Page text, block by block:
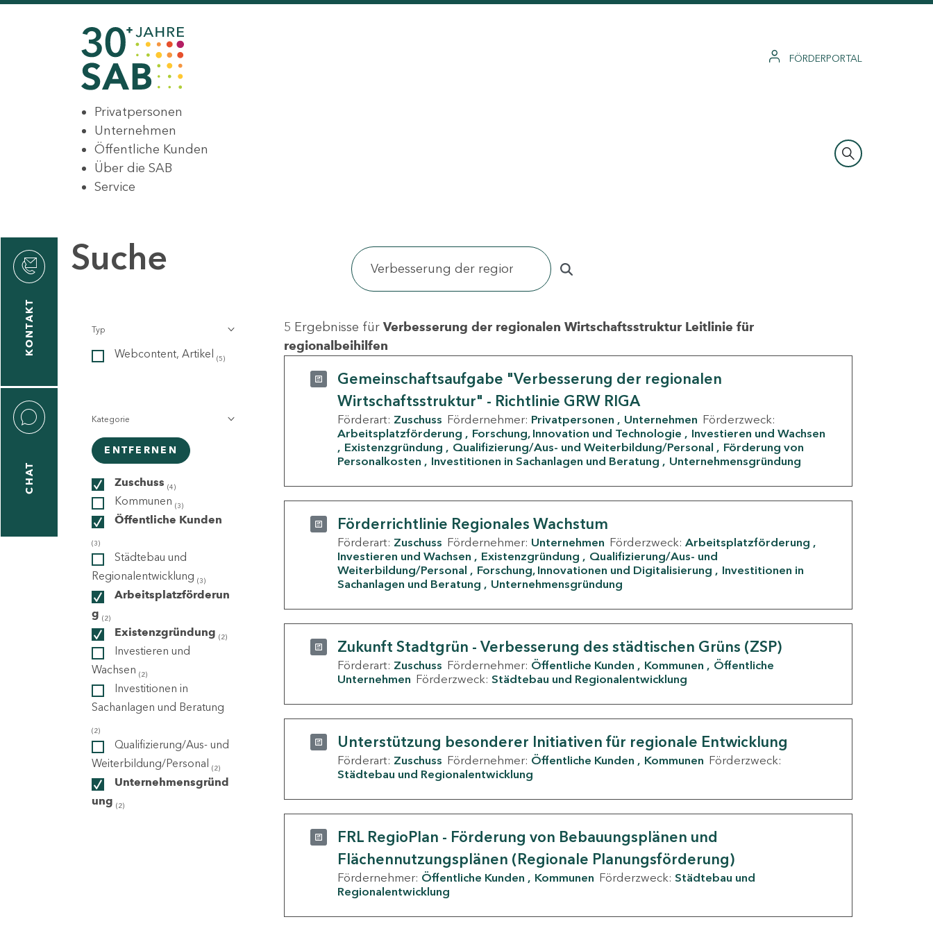
FÖRDERPORTAL
Privatpersonen
Unternehmen
Öffentliche Kunden
Über die SAB
Service
KONTAKT
CHAT
Suche
Typ
Webcontent, Artikel (5)
Kategorie
ENTFERNEN
Zuschuss (4)
Kommunen (3)
Öffentliche Kunden
(3)
Städtebau und
Regionalentwicklung (3)
Arbeitsplatzförderun
g (2)
Existenzgründung (2)
Investieren und
Wachsen (2)
Investitionen in
Sachanlagen und Beratung
(2)
Qualifizierung/Aus- und
Weiterbildung/Personal (2)
Unternehmensgründ
ung (2)
5 Ergebnisse für Verbesserung der regionalen Wirtschaftsstruktur Leitlinie für
regionalbeihilfen
Gemeinschaftsaufgabe "Verbesserung der regionalen
Wirtschaftsstruktur" - Richtlinie GRW RIGA
Förderart: Zuschuss Fördernehmer: Privatpersonen Unternehmen Förderzweck:
Arbeitsplatzförderung
Forschung, Innovation und Technologie
Investieren und Wachsen
Existenzgründung
Qualifizierung/Aus- und Weiterbildung/Personal
Förderung von
Personalkosten
Investitionen in Sachanlagen und Beratung Unternehmensgründung
Förderrichtlinie Regionales Wachstum
Förderart: Zuschuss Fördernehmer: Unternehmen Förderzweck: Arbeitsplatzförderung
Investieren und Wachsen
Existenzgründung
Qualifizierung/Aus- und
Weiterbildung/Personal
Forschung, Innovationen und Digitalisierung
Investitionen in
Sachanlagen und Beratung
Unternehmensgründung
Zukunft Stadtgrün - Verbesserung des städtischen Grüns (ZSP)
Förderart: Zuschuss Fördernehmer: Öffentliche Kunden Kommunen
Öffentliche
Unternehmen Förderzweck: Städtebau und Regionalentwicklung
Unterstützung besonderer Initiativen für regionale Entwicklung
Förderart: Zuschuss Fördernehmer: Öffentliche Kunden Kommunen Förderzweck:
Städtebau und Regionalentwicklung
FRL RegioPlan - Förderung von Bebauungsplänen und
Flächennutzungsplänen (Regionale Planungsförderung)
Fördernehmer: Öffentliche Kunden Kommunen Förderzweck: Städtebau und
Regionalentwicklung